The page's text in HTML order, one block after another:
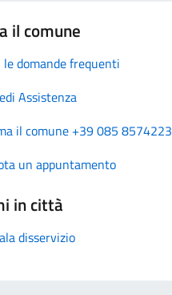
il comune
le domande frequenti
Assistenza
il comune +39 085 8574223
un appuntamento
in città
disservizio